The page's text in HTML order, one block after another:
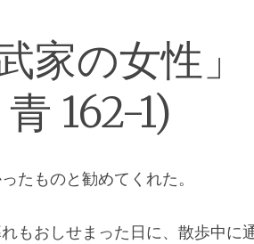
家の女性
162-1)
たものと勧めてくれた。
もおしせまった日に、散歩中に